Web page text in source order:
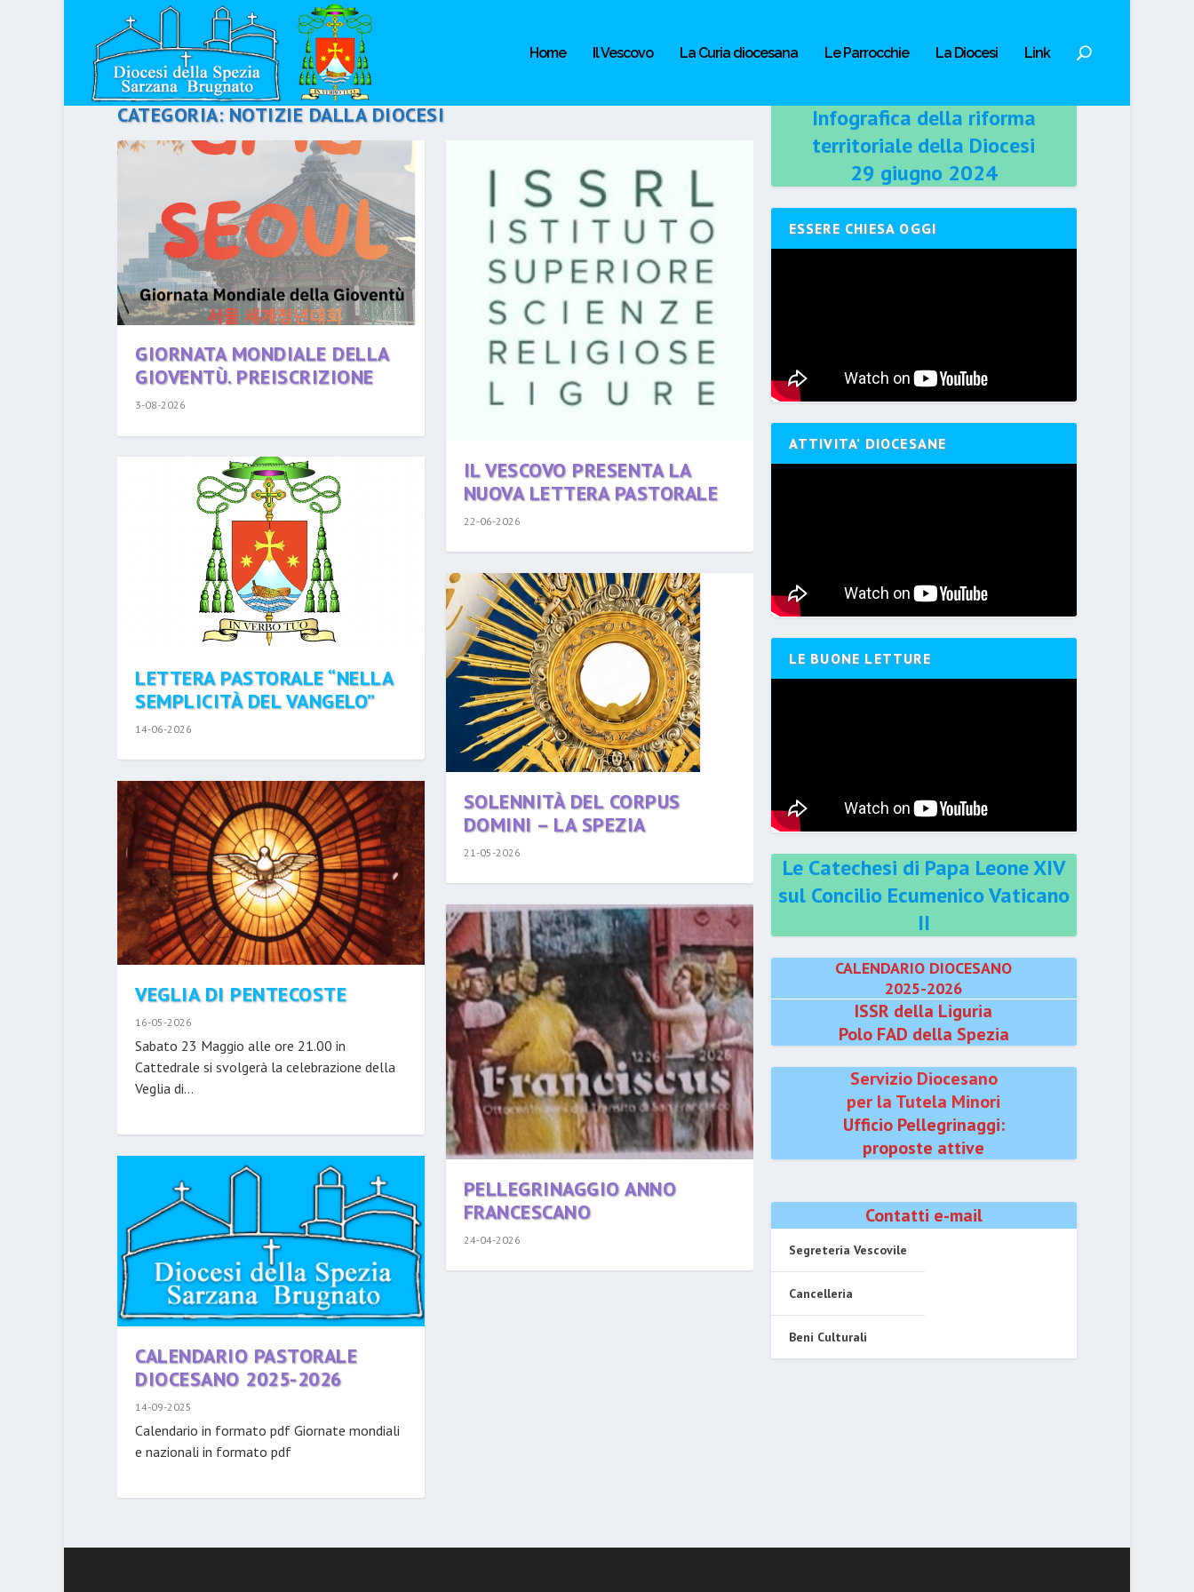
Home Il Vescovo La Curia diocesana Le Parrocchie La Diocesi Link
CATEGORIA: NOTIZIE DALLA DIOCESI
GIORNATA MONDIALE DELLA
GIOVENTÙ. PREISCRIZIONE
3-08-2026
LETTERA PASTORALE “NELLA
SEMPLICITÀ DEL VANGELO”
14-06-2026
VEGLIA DI PENTECOSTE
16-05-2026
Sabato 23 Maggio alle ore 21.00 in
Cattedrale si svolgerà la celebrazione della
Veglia di...
CALENDARIO PASTORALE
DIOCESANO 2025-2026
14-09-2025
Calendario in formato pdf Giornate mondiali
e nazionali in formato pdf
IL VESCOVO PRESENTA LA
NUOVA LETTERA PASTORALE
22-06-2026
SOLENNITÀ DEL CORPUS
DOMINI – LA SPEZIA
21-05-2026
PELLEGRINAGGIO ANNO
FRANCESCANO
24-04-2026
Infografica della riforma
territoriale della Diocesi
29 giugno 2024
ESSERE CHIESA OGGI
ATTIVITA’ DIOCESANE
LE BUONE LETTURE
Le Catechesi di Papa Leone XIV
sul Concilio Ecumenico Vaticano
II
CALENDARIO DIOCESANO
2025-2026
ISSR della Liguria
Polo FAD della Spezia
Servizio Diocesano
per la Tutela Minori
Ufficio Pellegrinaggi:
proposte attive
Contatti e-mail
Segreteria Vescovile
Cancelleria
Beni Culturali